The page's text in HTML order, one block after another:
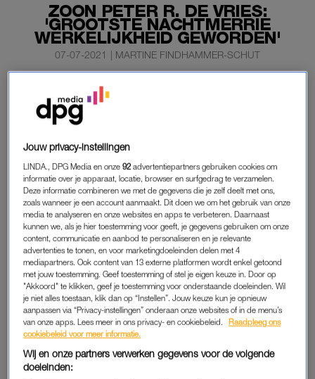
ZOON PETER R. DE VRIES:
'GROOTSTE NACHTMERRIE
WERKELIJKHEID GEWORDEN'
07-07-2021 | MARTINE FINDHAMMER-SCHUT
De grootste nachtmerrie is werkelijkheid geworden voor
de familie van Peter R. de Vries. Dat laat zoon Royce
weten via social media. Volgens hem is op dit moment
‘Wij als familie omringen Peter met liefde en hoop in deze
moeilijke fase.’
PETER R. DE VRIES
Hij vervolgt: ‘Maar wat vaststaat, is dat alle steunbetuigingen
uit het hele land nu enorm veel steun bieden.’
Gisteren is onze grootste nachtmerrie
werkelijkheid geworden. Wij als familie omringen
Veel is nog onzeker, maar wat vaststaat is dat alle
Jouw privacy-instellingen
LINDA., DPG Media en onze92 advertentiepartners gebruiken cookies om
informatie over je apparaat, locatie, browser en surfgedrag te verzamelen.
Deze informatie combineren we met de gegevens die je zelf deelt met ons,
zoals wanneer je een account aanmaakt. Dit doen we om het gebruik van onze
media te analyseren en onze websites en apps te verbeteren. Daarnaast
kunnen we, als je hier toestemming voor geeft, je gegevens gebruiken om onze
content, communicatie en aanbod te personaliseren en je relevante
advertenties te tonen, en voor marketingdoeleinden delen met 4
mediapartners. Ook content van 13 externe platformen wordt enkel getoond
met jouw toestemming. Geef toestemming of stel je eigen keuze in. Door op
"Akkoord" te klikken, geef je toestemming voor onderstaande doeleinden. Wil
je niet alles toestaan, klik dan op “Instellen”. Jouw keuze kun je opnieuw
aanpassen via “Privacy-instellingen” onderaan onze websites of in de menu’s
van onze apps. Lees meer in ons privacy- en cookiebeleid.
Raadpleeg ons
cookiebeleid voor meer informatie.
Wij en onze partners verwerken gegevens voor de volgende
doeleinden: